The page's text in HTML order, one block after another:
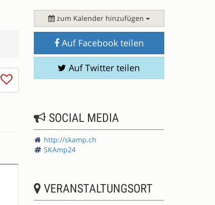
Ich
mag
Session
nicht
zum Kalender hinzufügen
Auf Facebook teilen
Auf Twitter teilen
SOCIAL MEDIA
http://skamp.ch
SKAmp24
VERANSTALTUNGSORT